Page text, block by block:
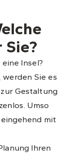
Insel?
werden Sie es
Gestaltung
Umso
mit
Ihren